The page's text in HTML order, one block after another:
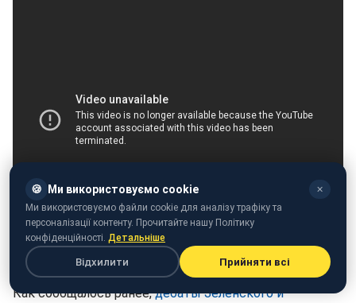
Видео: YouTube / Телеканал ZIK
Как сообщалось ранее,дебаты Зеленского и
🍪 Ми використовуємо cookie ✕
Ми використовуємо файли cookie для аналізу трафіку та
персоналізації контенту. Прочитайте нашу Політику
конфіденційності. Детальніше
Відхилити Прийняти всі